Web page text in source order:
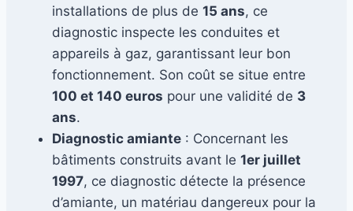
installations de plus de 15 ans, ce
diagnostic inspecte les conduites et
appareils à gaz, garantissant leur bon
fonctionnement. Son coût se situe entre
100 et 140 euros pour une validité de 3
ans.
Diagnostic amiante : Concernant les
bâtiments construits avant le 1er juillet
1997, ce diagnostic détecte la présence
d’amiante, un matériau dangereux pour la